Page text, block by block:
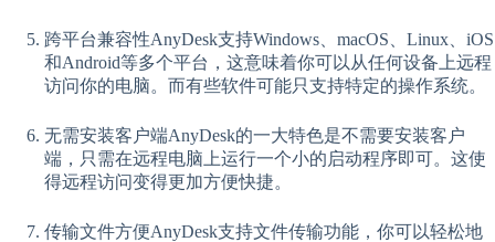
跨平台兼容性AnyDesk支持Windows、macOS、Linux、iOS
和Android等多个平台，这意味着你可以从任何设备上远程
访问你的电脑。而有些软件可能只支持特定的操作系统。
无需安装客户端AnyDesk的一大特色是不需要安装客户
端，只需在远程电脑上运行一个小的启动程序即可。这使
得远程访问变得更加方便快捷。
传输文件方便AnyDesk支持文件传输功能，你可以轻松地